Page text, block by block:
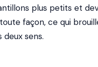
plus petits et
façon, ce qui
deux sens.